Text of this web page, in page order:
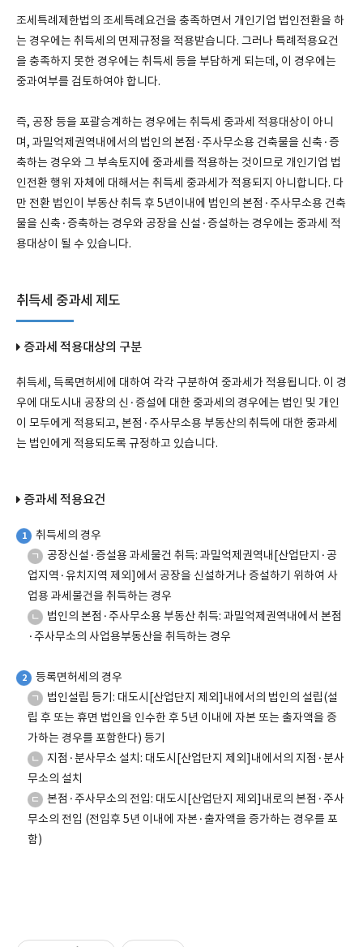
조세특례제한법의 조세특례요건을 충족하면서 개인기업 법인전환을 하
는 경우에는 취득세의 면제규정을 적용받습니다. 그러나 특례적용요건
을 충족하지 못한 경우에는 취득세 등을 부담하게 되는데, 이 경우에는
중과여부를 검토하여야 합니다.
즉, 공장 등을 포괄승계하는 경우에는 취득세 중과세 적용대상이 아니
며, 과밀억제권역내에서의 법인의 본점·주사무소용 건축물을 신축·증
축하는 경우와 그 부속토지에 중과세를 적용하는 것이므로 개인기업 법
인전환 행위 자체에 대해서는 취득세 중과세가 적용되지 아니합니다. 다
만 전환 법인이 부동산 취득 후 5년이내에 법인의 본점·주사무소용 건축
물을 신축·증축하는 경우와 공장을 신설·증설하는 경우에는 중과세 적
용대상이 될 수 있습니다.
취득세 중과세 제도
증과세 적용대상의 구분
취득세, 득록면허세에 대하여 각각 구분하여 중과세가 적용됩니다. 이 경
우에 대도시내 공장의 신·증설에 대한 중과세의 경우에는 법인 및 개인
이 모두에게 적용되고, 본점·주사무소용 부동산의 취득에 대한 중과세
는 법인에게 적용되도록 규정하고 있습니다.
증과세 적용요건
1 취득세의 경우
ㄱ
공장신설·증설용 과세물건 취득: 과밀억제권역내[산업단지·공
업지역·유치지역 제외]에서 공장을 신설하거나 증설하기 위하여 사
업용 과세물건을 취득하는 경우
ㄴ
법인의 본점·주사무소용 부동산 취득: 과밀억제권역내에서 본점
·주사무소의 사업용부동산을 취득하는 경우
2 등록면허세의 경우
ㄱ
법인설립 등기: 대도시[산업단지 제외]내에서의 법인의 설립(설
립 후 또는 휴면 법인을 인수한 후 5년 이내에 자본 또는 출자액을 증
가하는 경우를 포함한다) 등기
ㄴ
지점·분사무소 설치: 대도시[산업단지 제외]내에서의 지점·분사
무소의 설치
ㄷ
본점·주사무소의 전입: 대도시[산업단지 제외]내로의 본점·주사
무소의 전입 (전입후 5년 이내에 자본·출자액을 증가하는 경우를 포
함)